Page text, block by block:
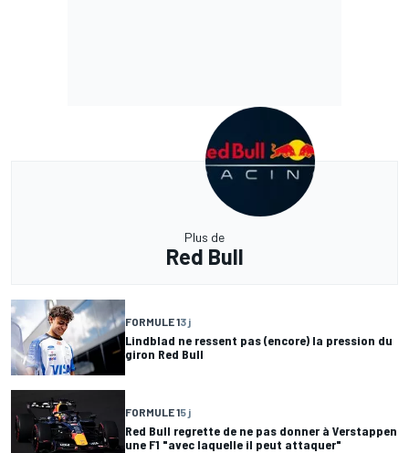
Plus de
Red Bull
FORMULE 13 j
Lindblad ne ressent pas (encore) la pression du
giron Red Bull
FORMULE 15 j
Red Bull regrette de ne pas donner à Verstappen
une F1 "avec laquelle il peut attaquer"